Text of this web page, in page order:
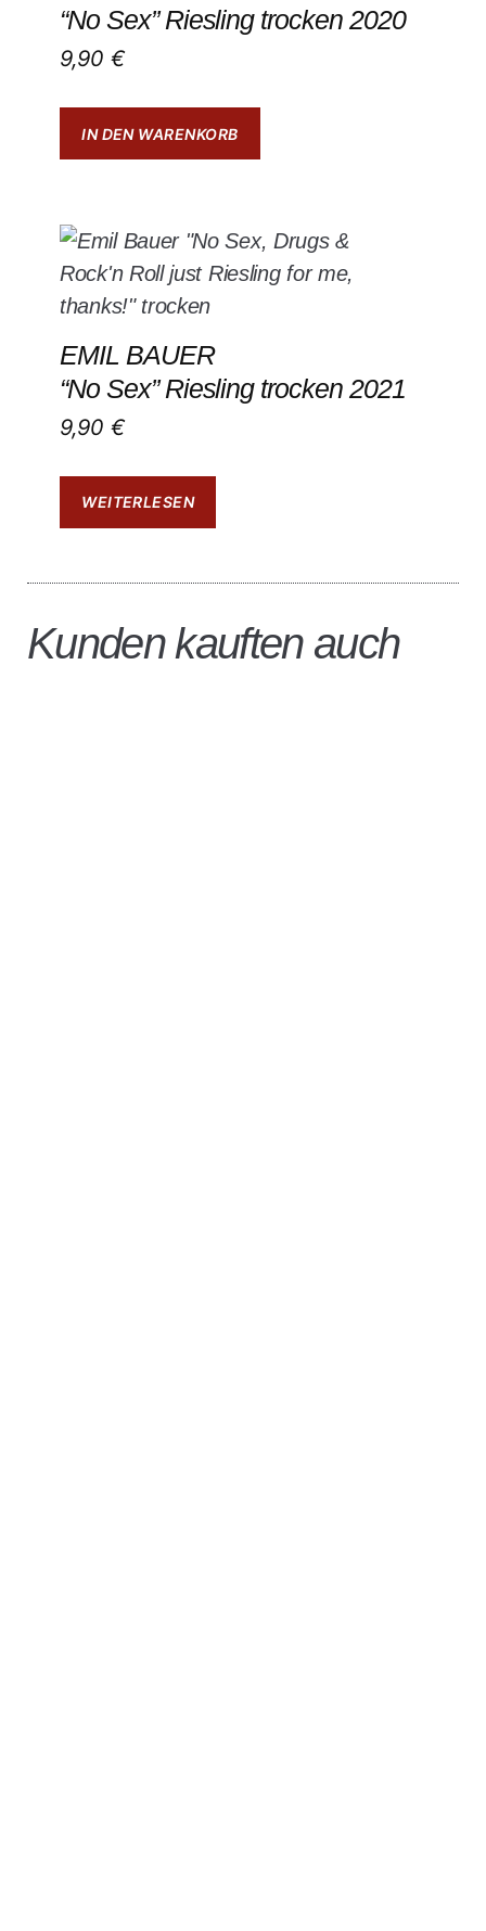
“No Sex” Riesling trocken 2020
9,90 €
IN DEN WARENKORB
EMIL BAUER
“No Sex” Riesling trocken 2021
9,90 €
WEITERLESEN
Kunden kauften auch